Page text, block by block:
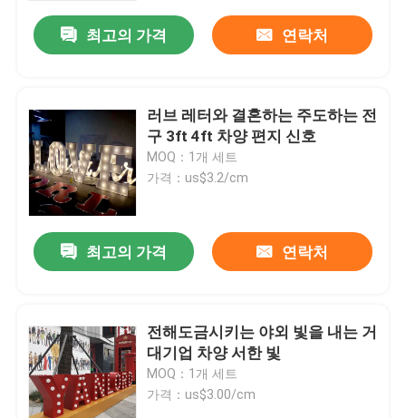
최고의 가격 연락처
러브 레터와 결혼하는 주도하는 전
구 3ft 4ft 차양 편지 신호
MOQ：1개 세트
가격：us$3.2/cm
최고의 가격 연락처
전해도금시키는 야외 빛을 내는 거
대기업 차양 서한 빛
MOQ：1개 세트
가격：us$3.00/cm